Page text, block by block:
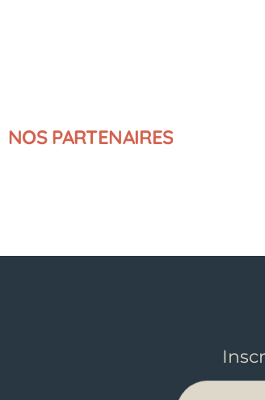
NOS PARTENAIRES